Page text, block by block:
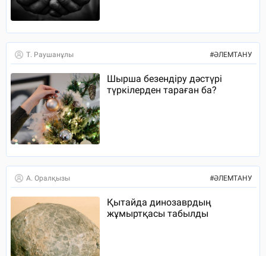
Т. Раушанұлы #ӘЛЕМТАНУ
Шырша безендіру дәстүрі
түркілерден тараған ба?
А. Оралқызы #ӘЛЕМТАНУ
Қытайда динозаврдың
жұмыртқасы табылды